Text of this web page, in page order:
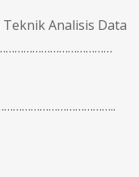
Analisis Data